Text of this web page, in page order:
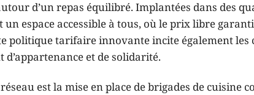
d’un repas équilibré. Implantées dans des
espace accessible à tous, où le prix libre
politique tarifaire innovante incite également
et de solidarité.
est la mise en place de brigades de cuisine